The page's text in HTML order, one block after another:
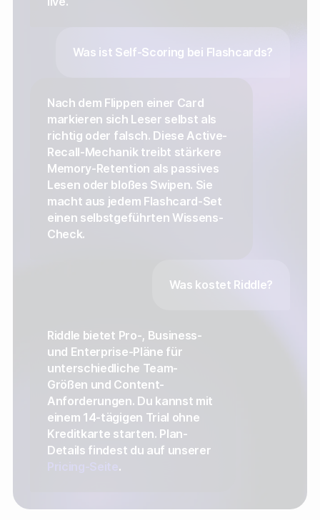
Was ist Self-Scoring bei Flashcards?
Nach dem Flippen einer Card
markieren sich Leser selbst als
richtig oder falsch. Diese Active-
Recall-Mechanik treibt stärkere
Memory-Retention als passives
Lesen oder bloßes Swipen. Sie
macht aus jedem Flashcard-Set
einen selbstgeführten Wissens-
Check.
Was kostet Riddle?
Riddle bietet Pro-, Business-
und Enterprise-Pläne für
unterschiedliche Team-
Größen und Content-
Anforderungen. Du kannst mit
einem 14-tägigen Trial ohne
Kreditkarte starten. Plan-
Details findest du auf unserer
Pricing-Seite.